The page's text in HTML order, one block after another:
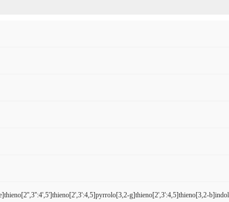
g]thieno[2',3':4,5]thieno[3,2-